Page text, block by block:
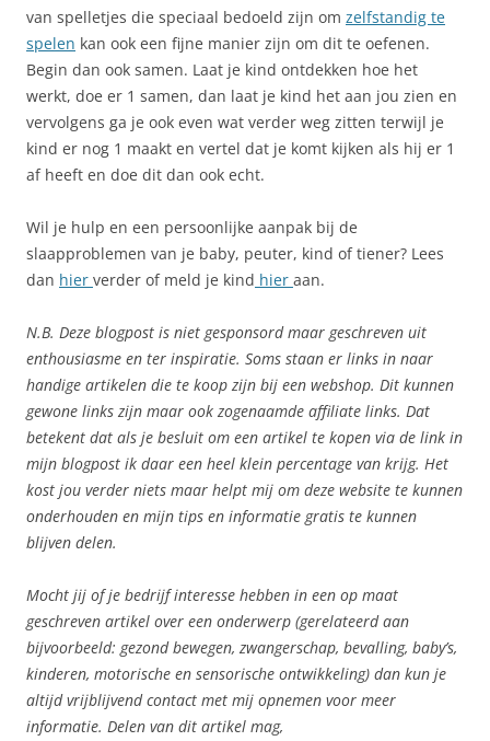
van spelletjes die speciaal bedoeld zijn om zelfstandig te
spelen kan ook een fijne manier zijn om dit te oefenen.
Begin dan ook samen. Laat je kind ontdekken hoe het
werkt, doe er 1 samen, dan laat je kind het aan jou zien en
vervolgens ga je ook even wat verder weg zitten terwijl je
kind er nog 1 maakt en vertel dat je komt kijken als hij er 1
af heeft en doe dit dan ook echt.
Wil je hulp en een persoonlijke aanpak bij de
slaapproblemen van je baby, peuter, kind of tiener? Lees
dan hier verder of meld je kind hier aan.
N.B. Deze blogpost is niet gesponsord maar geschreven uit
enthousiasme en ter inspiratie. Soms staan er links in naar
handige artikelen die te koop zijn bij een webshop. Dit kunnen
gewone links zijn maar ook zogenaamde affiliate links. Dat
betekent dat als je besluit om een artikel te kopen via de link in
mijn blogpost ik daar een heel klein percentage van krijg. Het
kost jou verder niets maar helpt mij om deze website te kunnen
onderhouden en mijn tips en informatie gratis te kunnen
blijven delen.
Mocht jij of je bedrijf interesse hebben in een op maat
geschreven artikel over een onderwerp (gerelateerd aan
bijvoorbeeld: gezond bewegen, zwangerschap, bevalling, baby’s,
kinderen, motorische en sensorische ontwikkeling) dan kun je
altijd vrijblijvend contact met mij opnemen voor meer
informatie. Delen van dit artikel mag,